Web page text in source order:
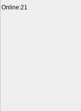
Online:21